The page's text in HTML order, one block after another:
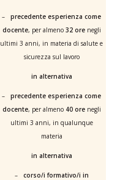
–precedente esperienza come
docente, per almeno 32 orenegli
ultimi 3 anni, in materia di salute e
sicurezza sul lavoro
in alternativa
–precedente esperienza come
docente, per almeno 40 orenegli
ultimi 3 anni, in qualunque
materia
in alternativa
– corso/i formativo/i in